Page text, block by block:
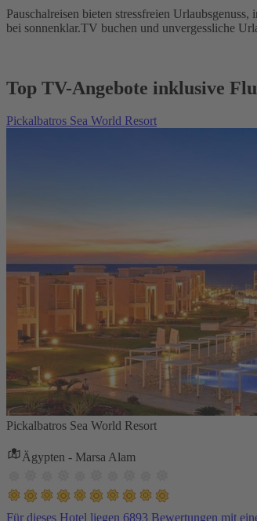
Pauschalreisen bieten stressfreien
bei sonnenklar.TV buchen und unvergessliche
Top TV-Angebote inklusive
Pickalbatros Sea World Resort
Pickalbatros Sea World Resort
Ägypten - Marsa Alam
Für dieses Hotel liegen 6893 Bewertungen mit